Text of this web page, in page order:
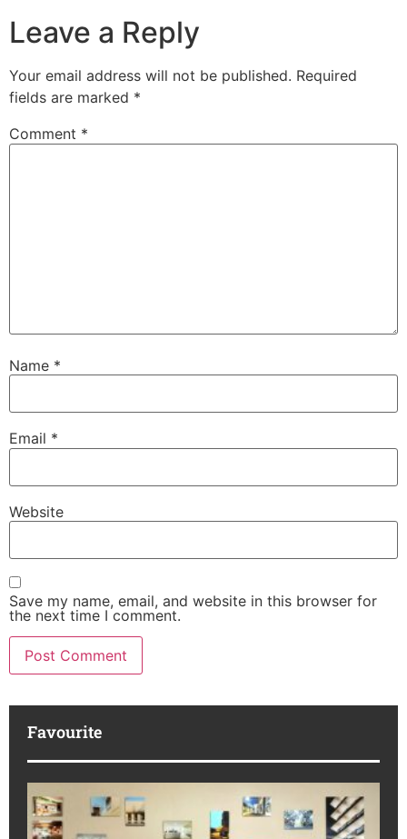
Leave a Reply
Your email address will not be published. Required
fields are marked *
Comment *
Name *
Email *
Website
Save my name, email, and website in this browser for
the next time I comment.
Favourite